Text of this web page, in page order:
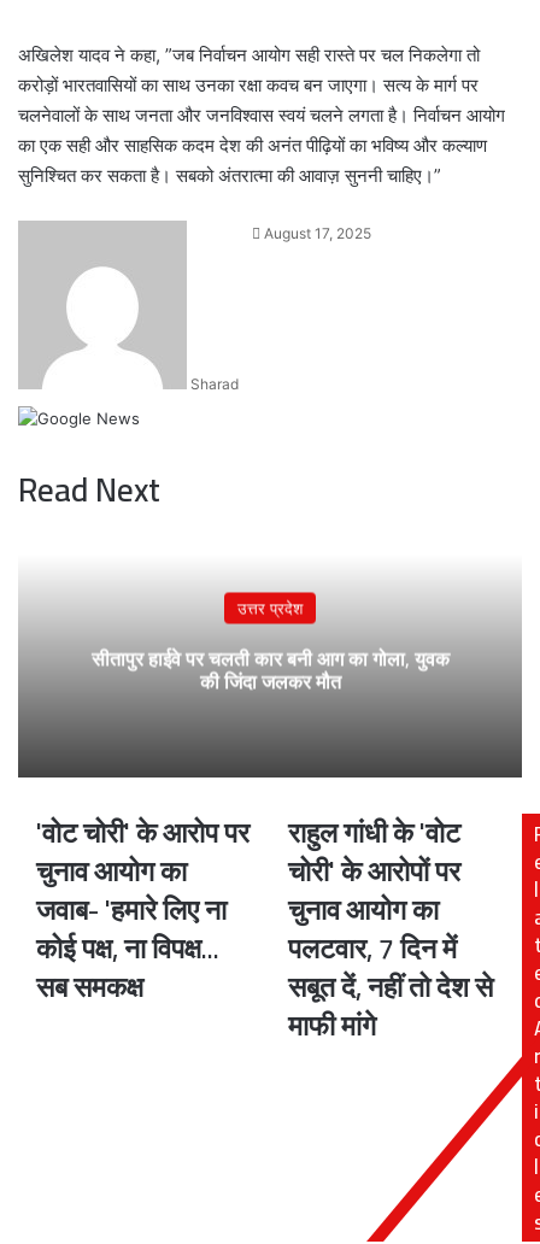
अखिलेश यादव ने कहा, ”जब निर्वाचन आयोग सही रास्ते पर चल निकलेगा तो
करोड़ों भारतवासियों का साथ उनका रक्षा कवच बन जाएगा। सत्य के मार्ग पर
चलनेवालों के साथ जनता और जनविश्वास स्वयं चलने लगता है। निर्वाचन आयोग
का एक सही और साहसिक कदम देश की अनंत पीढ़ियों का भविष्य और कल्याण
सुनिश्चित कर सकता है। सबको अंतरात्मा की आवाज़ सुननी चाहिए।”
Sharad
SendAugust 17, 2025
Read Next
उत्तर प्रदेश
सीतापुर हाईवे पर चलती कार बनी आग का गोला, युवक
की जिंदा जलकर मौत
'वोट
के
आरोप
चुनाव
आयोग
का
'वोट चोरी' के आरोप पर
चुनाव आयोग का
जवाब- 'हमारे लिए ना
कोई पक्ष, ना विपक्ष...
सब समकक्ष
राहुल
गांधी
के
'वोट
चोरी'
के
आरोपों
पर
चुनाव
राहुल गांधी के 'वोट
चोरी' के आरोपों पर
चुनाव आयोग का
पलटवार, 7 दिन में
सबूत दें, नहीं तो देश से
माफी मांगे
l
r
i
l